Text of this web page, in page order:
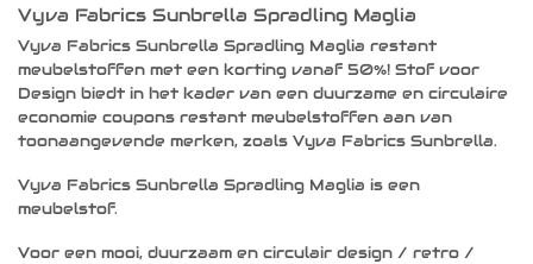
heeft
meerdere
variaties.
Deze
optie
kan
gekozen
worden
de
productpagina
Vyva Fabrics Sunbrella Spradling Maglia
Vyva Fabrics Sunbrella Spradling Maglia restant
meubelstoffen met een korting vanaf 50%! Stof voor
Design biedt in het kader van een duurzame en circulaire
economie coupons restant meubelstoffen aan van
toonaangevende merken, zoals Vyva Fabrics Sunbrella.
Vyva Fabrics Sunbrella Spradling Maglia is een
meubelstof.
Voor een mooi, duurzaam en circulair design / retro /